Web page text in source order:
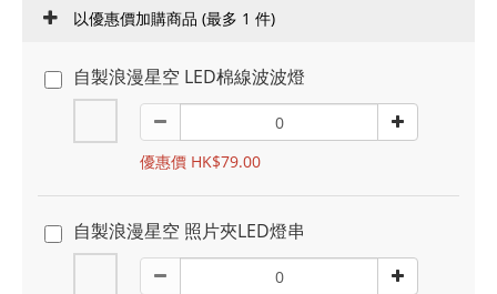
以優惠價加購商品 (最多 1 件)
自製浪漫星空 LED棉線波波燈
優惠價 HK$79.00
自製浪漫星空 照片夾LED燈串